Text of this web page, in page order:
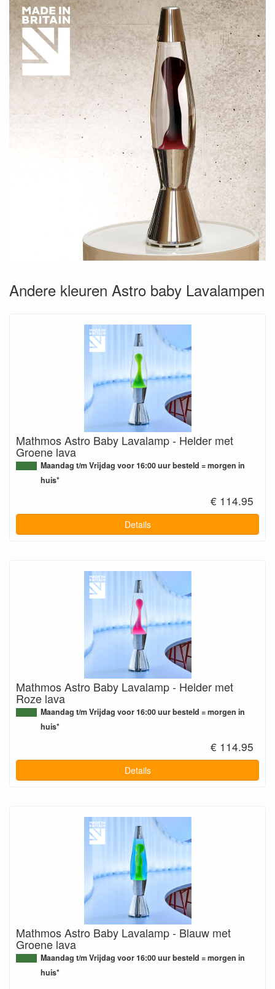
Andere kleuren Astro baby Lavalampen
Mathmos Astro Baby Lavalamp - Helder met
Groene lava
Maandag t/m Vrijdag voor 16:00 uur besteld = morgen in
huis*
€ 114.95
Details
Mathmos Astro Baby Lavalamp - Helder met
Roze lava
Maandag t/m Vrijdag voor 16:00 uur besteld = morgen in
huis*
€ 114.95
Details
Mathmos Astro Baby Lavalamp - Blauw met
Groene lava
Maandag t/m Vrijdag voor 16:00 uur besteld = morgen in
huis*